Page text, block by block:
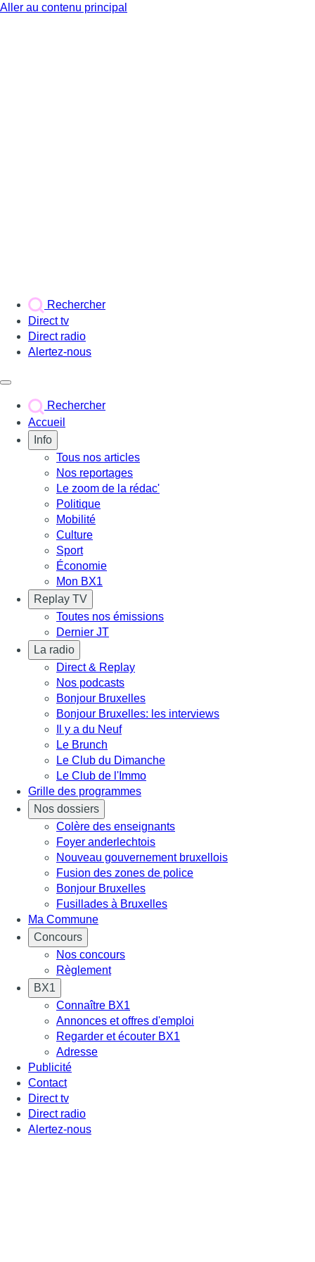
Aller au contenu principal
Rechercher
Direct tv
Direct radio
Alertez-nous
Rechercher
Accueil
Info
Tous nos articles
Nos reportages
Le zoom de la rédac'
Politique
Mobilité
Culture
Sport
Économie
Mon BX1
Replay TV
Toutes nos émissions
Dernier JT
La radio
Direct & Replay
Nos podcasts
Bonjour Bruxelles
Bonjour Bruxelles: les interviews
Il y a du Neuf
Le Brunch
Le Club du Dimanche
Le Club de l'Immo
Grille des programmes
Nos dossiers
Colère des enseignants
Foyer anderlechtois
Nouveau gouvernement bruxellois
Fusion des zones de police
Bonjour Bruxelles
Fusillades à Bruxelles
Ma Commune
Concours
Nos concours
Règlement
BX1
Connaître BX1
Annonces et offres d'emploi
Regarder et écouter BX1
Adresse
Publicité
Contact
Direct tv
Direct radio
Alertez-nous